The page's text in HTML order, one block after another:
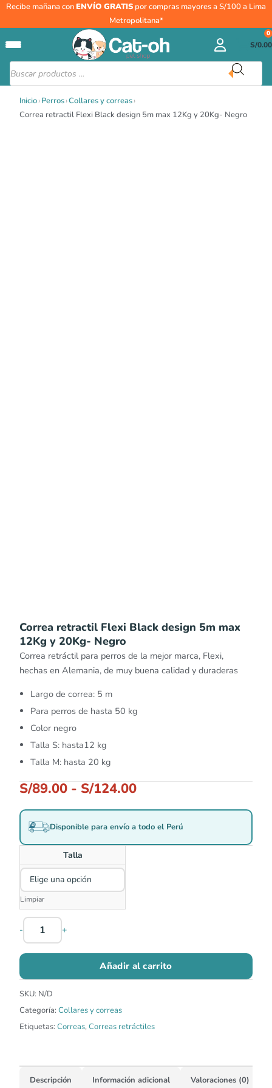
Recibe mañana conENVÍO GRATIS por compras mayores a S/100 a Lima
Metropolitana*
Búsqueda
de
productos
S/0.00
0
Inicio›Perros›Collares y correas›
Correa retractil Flexi Black design 5m max 12Kg y 20Kg- Negro
Correa retractil Flexi Black design 5m max
12Kg y 20Kg- Negro
Correa retráctil para perros de la mejor marca, Flexi,
hechas en Alemania, de muy buena calidad y duraderas
Largo de correa: 5 m
Para perros de hasta 50 kg
Color negro
Talla S: hasta12 kg
Talla M: hasta 20 kg
S/89.00 - S/124.00
Rango
de
precios:
desde
S/89.00
S/124.00
Disponible para envío a todo el Perú
Talla
Limpiar
-
Correa
Black
design
5m
12Kg
y
+
Añadir al carrito
SKU: N/D
Categoría: Collares y correas
Etiquetas: Correas,Correas retráctiles
Descripción Información adicional Valoraciones (0)